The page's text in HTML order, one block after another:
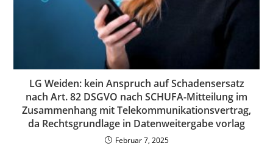
LG Weiden: kein Anspruch auf Schadensersatz
nach Art. 82 DSGVO nach SCHUFA-Mitteilung im
Zusammenhang mit Telekommunikationsvertrag,
da Rechtsgrundlage in Datenweitergabe vorlag
Februar 7, 2025